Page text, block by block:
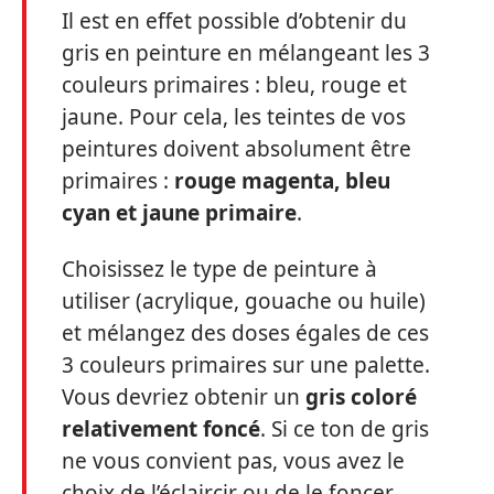
Il est en effet possible d’obtenir du
gris en peinture en mélangeant les 3
couleurs primaires : bleu, rouge et
jaune. Pour cela, les teintes de vos
peintures doivent absolument être
primaires : rouge magenta, bleu
cyan et jaune primaire.
Choisissez le type de peinture à
utiliser (acrylique, gouache ou huile)
et mélangez des doses égales de ces
3 couleurs primaires sur une palette.
Vous devriez obtenir un gris coloré
relativement foncé. Si ce ton de gris
ne vous convient pas, vous avez le